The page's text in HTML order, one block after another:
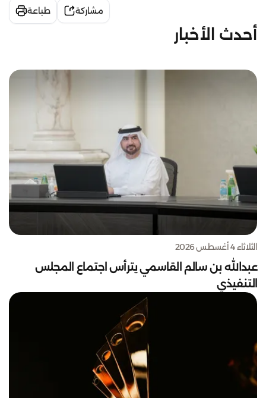
مشاركة طباعة
أحدث الأخبار
الثلاثاء 4 أغسطس 2026
عبدالله بن سالم القاسمي يترأس اجتماع المجلس
التنفيذي